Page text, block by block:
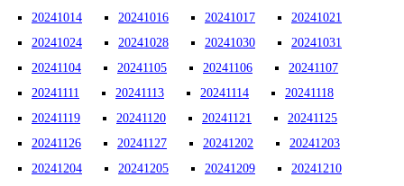
20241014
20241016 20241017
20241021
20241024
20241028 20241030
20241031
20241104
20241105 20241106
20241107
20241111
20241113 20241114
20241118
20241119
20241120 20241121
20241125
20241126
20241127 20241202
20241203
20241204
20241205 20241209
20241210